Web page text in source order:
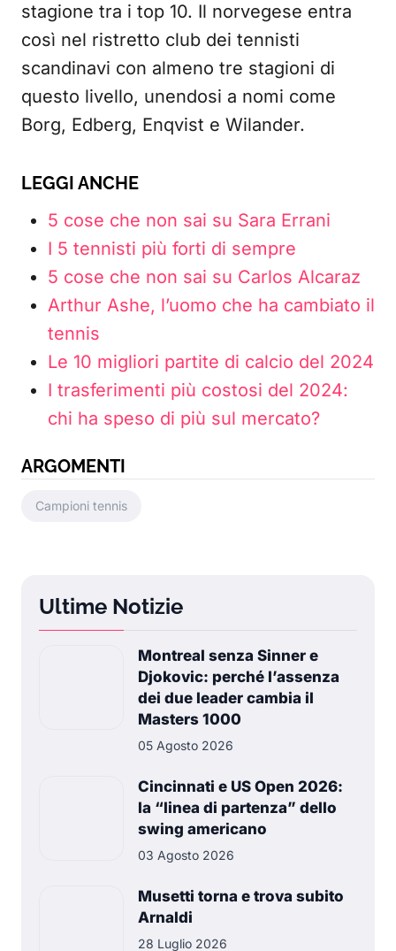
stagione tra i top 10. Il norvegese entra
così nel ristretto club dei tennisti
scandinavi con almeno tre stagioni di
questo livello, unendosi a nomi come
Borg, Edberg, Enqvist e Wilander.
LEGGI ANCHE
5 cose che non sai su Sara Errani
I 5 tennisti più forti di sempre
5 cose che non sai su Carlos Alcaraz
Arthur Ashe, l’uomo che ha cambiato il
tennis
Le 10 migliori partite di calcio del 2024
I trasferimenti più costosi del 2024:
chi ha speso di più sul mercato?
ARGOMENTI
Campioni tennis
Ultime Notizie
Montreal senza Sinner e
Djokovic: perché l’assenza
dei due leader cambia il
Masters 1000
05 Agosto 2026
Cincinnati e US Open 2026:
la “linea di partenza” dello
swing americano
03 Agosto 2026
Musetti torna e trova subito
Arnaldi
28 Luglio 2026